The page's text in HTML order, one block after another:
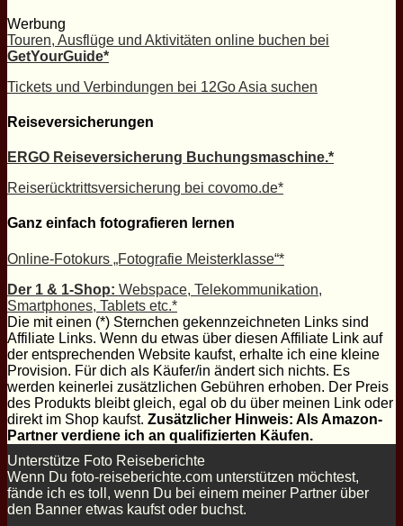
Werbung
Touren, Ausflüge und Aktivitäten online buchen bei
GetYourGuide*
Tickets und Verbindungen bei 12Go Asia suchen
Reiseversicherungen
ERGO Reiseversicherung Buchungsmaschine.*
Reiserücktrittsversicherung bei covomo.de*
Ganz einfach fotografieren lernen
Online-Fotokurs „Fotografie Meisterklasse“*
Der 1 & 1-Shop: Webspace, Telekommunikation,
Smartphones, Tablets etc.*
Die mit einen (*) Sternchen gekennzeichneten Links sind
Affiliate Links. Wenn du etwas über diesen Affiliate Link auf
der entsprechenden Website kaufst, erhalte ich eine kleine
Provision. Für dich als Käufer/in ändert sich nichts. Es
werden keinerlei zusätzlichen Gebühren erhoben. Der Preis
des Produkts bleibt gleich, egal ob du über meinen Link oder
direkt im Shop kaufst. Zusätzlicher Hinweis: Als Amazon-
Partner verdiene ich an qualifizierten Käufen.
Unterstütze Foto Reiseberichte
Wenn Du foto-reiseberichte.com unterstützen möchtest,
fände ich es toll, wenn Du bei einem meiner Partner über
den Banner etwas kaufst oder buchst.